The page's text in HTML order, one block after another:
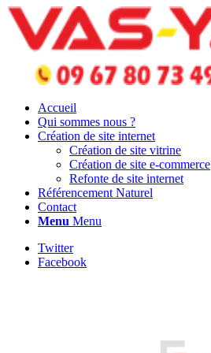
Accueil
Qui sommes nous ?
Création de site internet
Création de site vitrine
Création de site e-commerce
Refonte de site internet
Référencement Naturel
Contact
Menu Menu
Twitter
Facebook